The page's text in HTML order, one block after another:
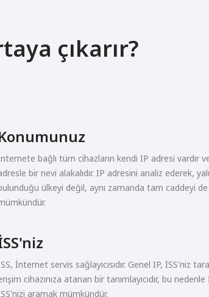
çıkarır?
bağlı tüm cihazların kendi IP adresi vardır
bir nevi alakalıdır. IP adresini analiz ederek,
ülkeyi değil, aynı zamanda tam caddeyi
İnternet servis sağlayıcısıdır. Genel IP, İSS'niz
cihazınıza atanan bir tanımlayıcıdır, bu
aramak mümkündür.